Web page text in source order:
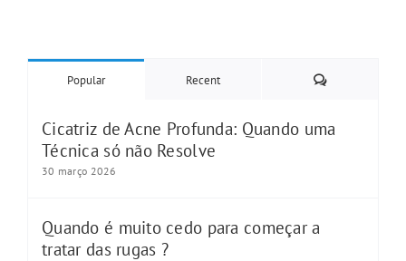
Popular Recent Comments
Cicatriz de Acne Profunda: Quando uma
Técnica só não Resolve
30 março 2026
Quando é muito cedo para começar a
tratar das rugas ?